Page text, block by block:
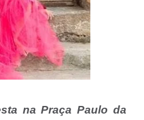
na Praça Paulo da